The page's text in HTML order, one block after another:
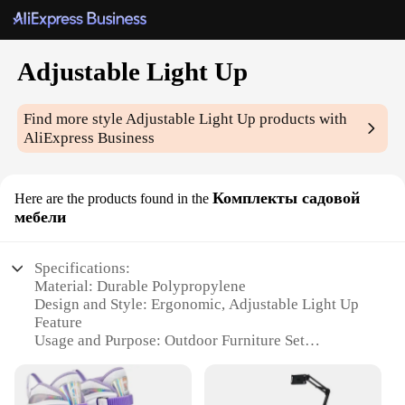
Adjustable Light Up
Find more styleAdjustable Light Up products with
AliExpress Business
Here are the products found in the Комплекты садовой
мебели
Specifications:
Material: Durable Polypropylene
Design and Style: Ergonomic, Adjustable Light Up
Feature
Usage and Purpose: Outdoor Furniture Set
Assembly
Typical Adaptive Scenario: Garden, Patio, Backyard